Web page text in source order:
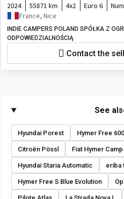
2024 55871 km 4x2 Euro 6
France, Nice
INDIE CAMPERS POLAND SPÓŁKA Z
ODPOWIEDZIALNOŚCIĄ
Contact the
See
Hyundai Porest Hymer Free
Citroën Pössl Fiat Hymer Camp
Hyundai Staria Automatic eriba
Hymer Free S Blue Evolution
Pilote Atlas La Strada Nova L